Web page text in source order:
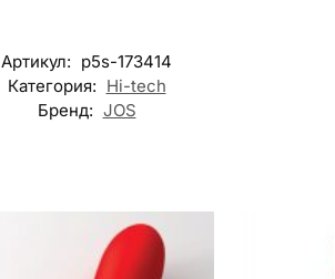
Артикул: p5s-173414
Категория: Hi-tech
Бренд: JOS